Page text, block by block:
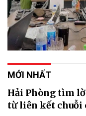
MỚI NHẤT
Hải Phòng tìm
từ liên kết chuỗi